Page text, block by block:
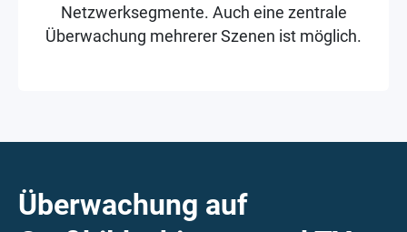
Netzwerksegmente. Auch eine zentrale
Überwachung mehrerer Szenen ist möglich.
Überwachung auf